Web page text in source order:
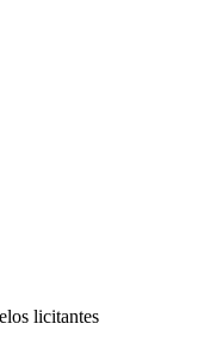
licitantes